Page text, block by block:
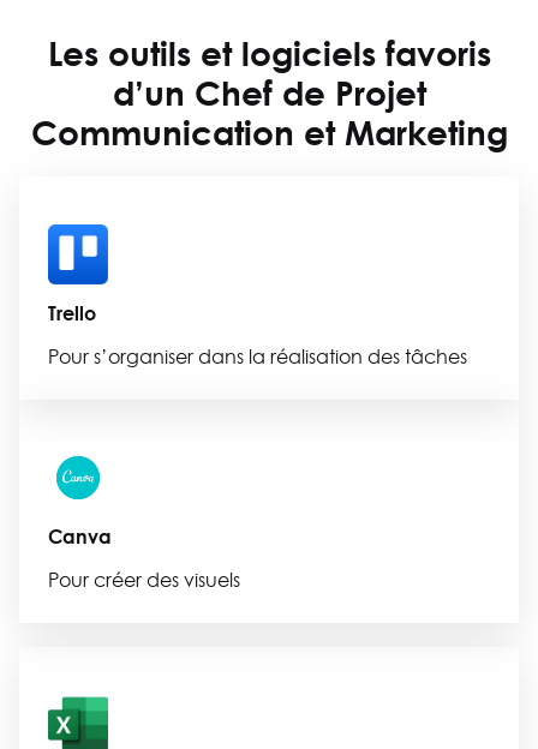
Les outils et logiciels favoris
d’un Chef de Projet
Communication et Marketing
Trello
Pour s’organiser dans la réalisation des tâches
Canva
Pour créer des visuels